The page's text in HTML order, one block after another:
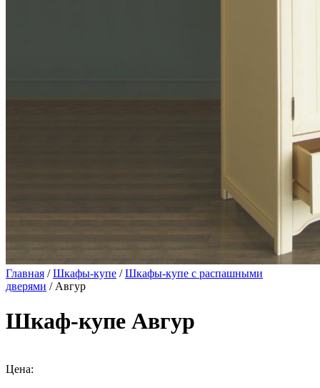
Главная /Шкафы-купе /Шкафы-купе с распашными
дверями / Авгур
Шкаф-купе Авгур
Цена: